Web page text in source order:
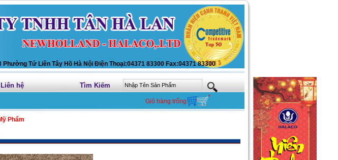
Tứ Liên Tây Hồ Hà Nội Điện Thoại:04371 83300 Fax:04371 83300
Liên hệ Tìm Kiếm
Giỏ hàng trống
Phẩm